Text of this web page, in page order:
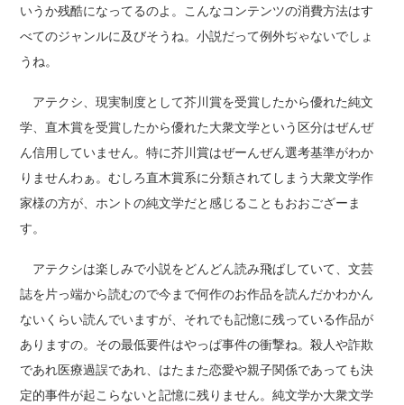
いうか残酷になってるのよ。こんなコンテンツの消費方法はす
べてのジャンルに及びそうね。小説だって例外ぢゃないでしょ
うね。
アテクシ、現実制度として芥川賞を受賞したから優れた純文
学、直木賞を受賞したから優れた大衆文学という区分はぜんぜ
ん信用していません。特に芥川賞はぜーんぜん選考基準がわか
りませんわぁ。むしろ直木賞系に分類されてしまう大衆文学作
家様の方が、ホントの純文学だと感じることもおおござーま
す。
アテクシは楽しみで小説をどんどん読み飛ばしていて、文芸
誌を片っ端から読むので今まで何作のお作品を読んだかわかん
ないくらい読んでいますが、それでも記憶に残っている作品が
ありますの。その最低要件はやっぱ事件の衝撃ね。殺人や詐欺
であれ医療過誤であれ、はたまた恋愛や親子関係であっても決
定的事件が起こらないと記憶に残りません。純文学か大衆文学